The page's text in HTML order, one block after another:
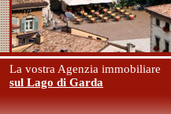
La vostra Agenzia immobiliare
sul Lago di Garda